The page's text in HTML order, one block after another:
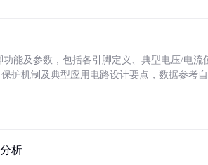
功能及参数，包括各引脚定义、典型电压/电
护机制及典型应用电路设计要点，数据参考
析